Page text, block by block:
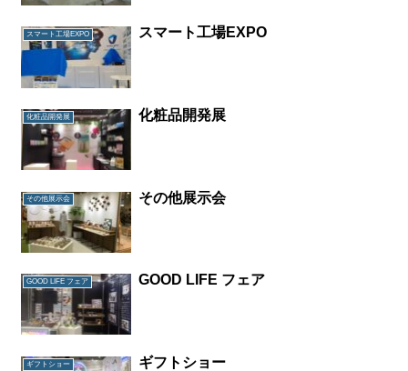
スマート工場EXPO スマート工場EXPO
化粧品開発展 化粧品開発展
その他展示会 その他展示会
GOOD LIFE フェア GOOD LIFE フェア
ギフトショー ギフトショー